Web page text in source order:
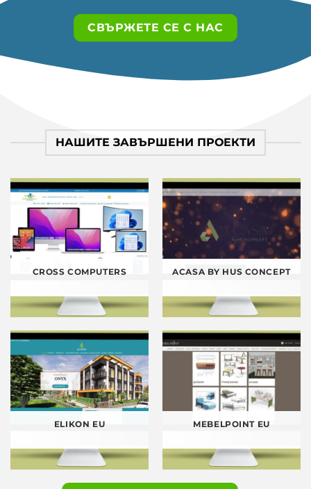
СВЪРЖЕТЕ СЕ С НАС
НАШИТЕ ЗАВЪРШЕНИ ПРОЕКТИ
CROSS COMPUTERS ACASA BY HUS CONCEPT
ELIKON EU MEBELPOINT EU